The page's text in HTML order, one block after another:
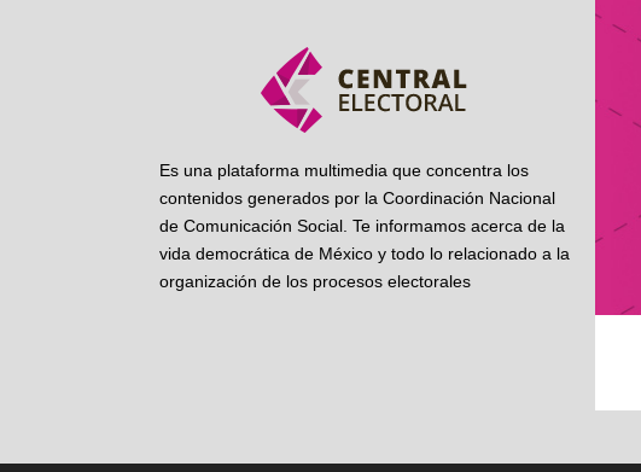
Es una plataforma multimedia que concentra los
contenidos generados por la Coordinación Nacional
de Comunicación Social. Te informamos acerca de la
vida democrática de México y todo lo relacionado a la
organización de los procesos electorales